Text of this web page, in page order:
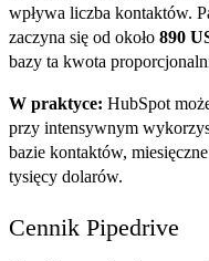
wpływa liczba kontaktów.
zaczyna się od około 890
bazy ta kwota
W praktyce: HubSpot
przy intensywnym
bazie kontaktów,
tysięcy dolarów.
Cennik Pipedrive